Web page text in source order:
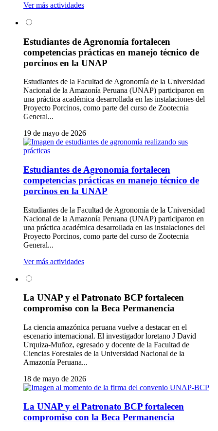
Ver más actividades
Estudiantes de Agronomía fortalecen
competencias prácticas en manejo técnico de
porcinos en la UNAP
Estudiantes de la Facultad de Agronomía de la Universidad
Nacional de la Amazonía Peruana (UNAP) participaron en
una práctica académica desarrollada en las instalaciones del
Proyecto Porcinos, como parte del curso de Zootecnia
General...
19 de mayo de 2026
Estudiantes de Agronomía fortalecen
competencias prácticas en manejo técnico de
porcinos en la UNAP
Estudiantes de la Facultad de Agronomía de la Universidad
Nacional de la Amazonía Peruana (UNAP) participaron en
una práctica académica desarrollada en las instalaciones del
Proyecto Porcinos, como parte del curso de Zootecnia
General...
Ver más actividades
La UNAP y el Patronato BCP fortalecen
compromiso con la Beca Permanencia
La ciencia amazónica peruana vuelve a destacar en el
escenario internacional. El investigador loretano J David
Urquiza-Muñoz, egresado y docente de la Facultad de
Ciencias Forestales de la Universidad Nacional de la
Amazonía Peruana...
18 de mayo de 2026
La UNAP y el Patronato BCP fortalecen
compromiso con la Beca Permanencia